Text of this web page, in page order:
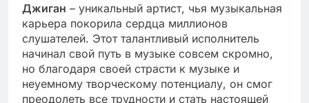
Джиган – уникальный артист, чья музыкальная
карьера покорила сердца миллионов
слушателей. Этот талантливый исполнитель
начинал свой путь в музыке совсем скромно,
но благодаря своей страсти к музыке и
неуемному творческому потенциалу, он смог
преодолеть все трудности и стать настоящей